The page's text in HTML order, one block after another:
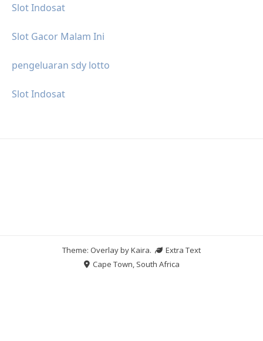
Slot Indosat
Slot Gacor Malam Ini
pengeluaran sdy lotto
Slot Indosat
Theme: Overlay byKaira.
Extra Text
Cape Town, South Africa